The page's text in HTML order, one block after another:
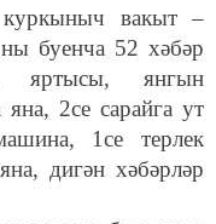
вакыт –
буенча 52 хәбәр
яртысы, янгын
2се сарайга ут
1се терлек
дигән хәбәрләр